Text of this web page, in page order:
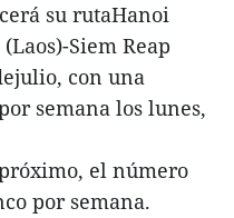
su rutaHanoi
Siem Reap
con una
semana los lunes,
el número
por semana.